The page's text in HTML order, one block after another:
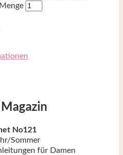
No121
Sommer
für Damen